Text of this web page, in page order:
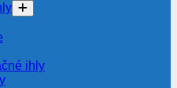
ihly